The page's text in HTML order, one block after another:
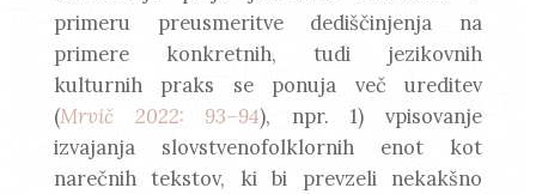
primeru preusmeritve dediščinjenja na
primere konkretnih, tudi jezikovnih
kulturnih praks se ponuja več ureditev
(Mrvič 2022: 93–94), npr. 1) vpisovanje
izvajanja slovstvenofolklornih enot kot
narečnih tekstov, ki bi prevzeli nekakšno